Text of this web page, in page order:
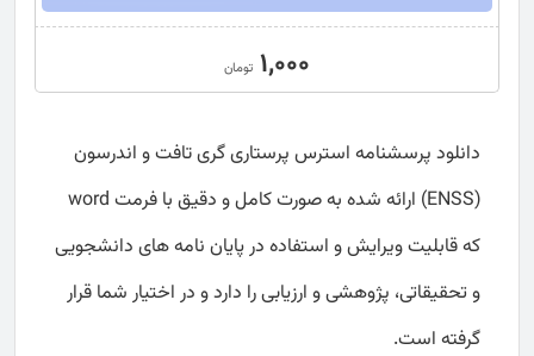
1,000 تومان
دانلود پرسشنامه استرس پرستاری گری تافت و اندرسون
(ENSS) ارائه شده به صورت کامل و دقیق با فرمت word
که قابلیت ویرایش و استفاده در پایان نامه های دانشجویی
و تحقیقاتی، پژوهشی و ارزیابی را دارد و در اختیار شما قرار
گرفته است.